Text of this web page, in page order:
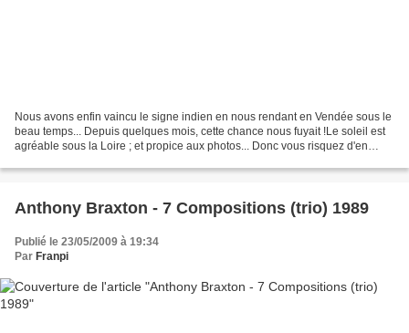
Nous avons enfin vaincu le signe indien en nous rendant en Vendée sous le
beau temps... Depuis quelques mois, cette chance nous fuyait !Le soleil est
agréable sous la Loire ; et propice aux photos... Donc vous risquez d'en
Anthony Braxton - 7 Compositions (trio) 1989
Publié le 23/05/2009 à 19:34
Par Franpi